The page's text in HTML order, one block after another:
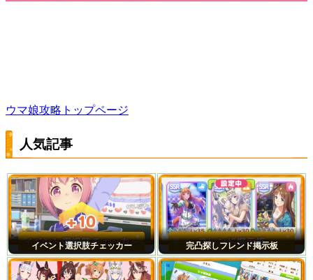
ウマ娘攻略トップページ
人気記事
イベント選択肢チェッカー 完凸探しフレンド掲示板